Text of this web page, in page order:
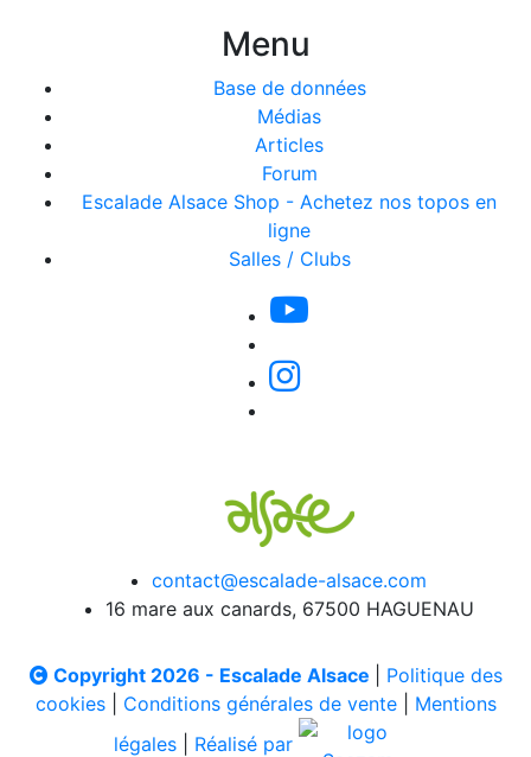
Menu
Base de données
Médias
Articles
Forum
Escalade Alsace Shop - Achetez nos topos en
ligne
Salles / Clubs
contact@escalade-alsace.com
16 mare aux canards, 67500 HAGUENAU
Copyright 2026 - Escalade Alsace
Politique des
cookies| Conditions générales de vente| Mentions
légales
Réalisé par